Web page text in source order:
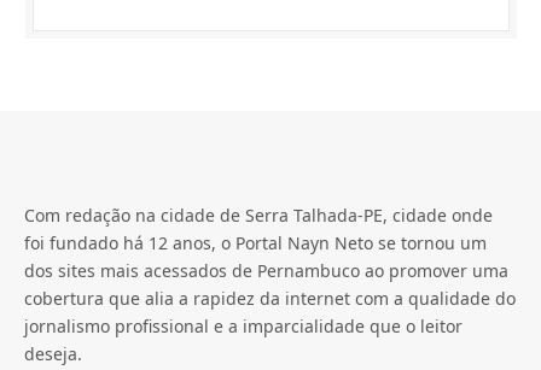
Com redação na cidade de Serra Talhada-PE, cidade onde
foi fundado há 12 anos, o Portal Nayn Neto se tornou um
dos sites mais acessados de Pernambuco ao promover uma
cobertura que alia a rapidez da internet com a qualidade do
jornalismo profissional e a imparcialidade que o leitor
deseja.